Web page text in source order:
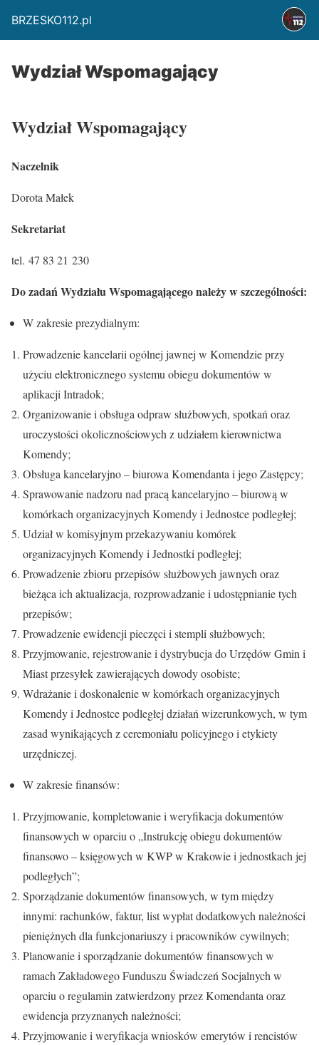
BRZESKO112.pl
Wydział Wspomagający
Wydział Wspomagający
Naczelnik
Dorota Małek
Sekretariat
tel. 47 83 21 230
Do zadań Wydziału Wspomagającego należy w szczególności:
W zakresie prezydialnym:
Prowadzenie kancelarii ogólnej jawnej w Komendzie przy
użyciu elektronicznego systemu obiegu dokumentów w
aplikacji Intradok;
Organizowanie i obsługa odpraw służbowych, spotkań oraz
uroczystości okolicznościowych z udziałem kierownictwa
Komendy;
Obsługa kancelaryjno – biurowa Komendanta i jego Zastępcy;
Sprawowanie nadzoru nad pracą kancelaryjno – biurową w
komórkach organizacyjnych Komendy i Jednostce podległej;
Udział w komisyjnym przekazywaniu komórek
organizacyjnych Komendy i Jednostki podległej;
Prowadzenie zbioru przepisów służbowych jawnych oraz
bieżąca ich aktualizacja, rozprowadzanie i udostępnianie tych
przepisów;
Prowadzenie ewidencji pieczęci i stempli służbowych;
Przyjmowanie, rejestrowanie i dystrybucja do Urzędów Gmin i
Miast przesyłek zawierających dowody osobiste;
Wdrażanie i doskonalenie w komórkach organizacyjnych
Komendy i Jednostce podległej działań wizerunkowych, w tym
zasad wynikających z ceremoniału policyjnego i etykiety
urzędniczej.
W zakresie finansów:
Przyjmowanie, kompletowanie i weryfikacja dokumentów
finansowych w oparciu o „Instrukcję obiegu dokumentów
finansowo – księgowych w KWP w Krakowie i jednostkach jej
podległych”;
Sporządzanie dokumentów finansowych, w tym między
innymi: rachunków, faktur, list wypłat dodatkowych należności
pieniężnych dla funkcjonariuszy i pracowników cywilnych;
Planowanie i sporządzanie dokumentów finansowych w
ramach Zakładowego Funduszu Świadczeń Socjalnych w
oparciu o regulamin zatwierdzony przez Komendanta oraz
ewidencja przyznanych należności;
Przyjmowanie i weryfikacja wniosków emerytów i rencistów